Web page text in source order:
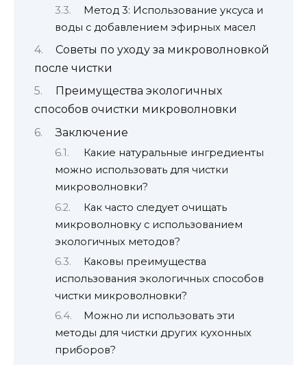
Метод 3: Использование уксуса и
воды с добавлением эфирных масел
Советы по уходу за микроволновкой
после чистки
Преимущества экологичных
способов очистки микроволновки
Заключение
Какие натуральные ингредиенты
можно использовать для чистки
микроволновки?
Как часто следует очищать
микроволновку с использованием
экологичных методов?
Каковы преимущества
использования экологичных способов
чистки микроволновки?
Можно ли использовать эти
методы для чистки других кухонных
приборов?